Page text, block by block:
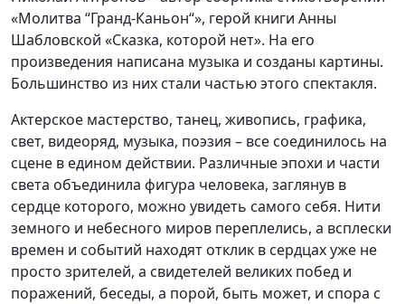
«Молитва “Гранд-Каньон“», герой книги Анны
Шабловской «Сказка, которой нет». На его
произведения написана музыка и созданы картины.
Большинство из них стали частью этого спектакля.
Актерское мастерство, танец, живопись, графика,
свет, видеоряд, музыка, поэзия – все соединилось на
сцене в едином действии. Различные эпохи и части
света объединила фигура человека, заглянув в
сердце которого, можно увидеть самого себя. Нити
земного и небесного миров переплелись, а всплески
времен и событий находят отклик в сердцах уже не
просто зрителей, а свидетелей великих побед и
поражений, беседы, а порой, быть может, и спора с